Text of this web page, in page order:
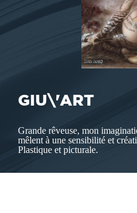
GIU\'ART
Grande rêveuse, mon
mêlent à une sensibilité et
Plastique et picturale.